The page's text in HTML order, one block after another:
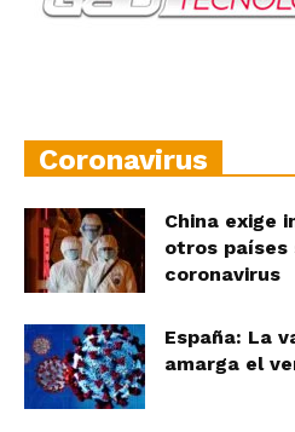
Coronavirus
China exige
otros países
coronavirus
España: La
amarga el